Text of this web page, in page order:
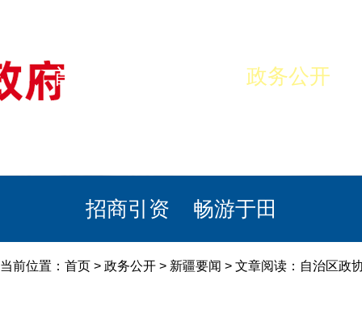
首页 政务公开
招商引资 畅游于田
当前位置： 首页 > 政务公开 > 新疆要闻 > 文章阅读：自治区政